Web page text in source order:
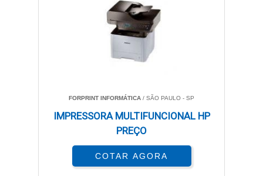
FORPRINT INFORMÁTICA / SÃO PAULO - SP
IMPRESSORA MULTIFUNCIONAL HP
PREÇO
COTAR AGORA